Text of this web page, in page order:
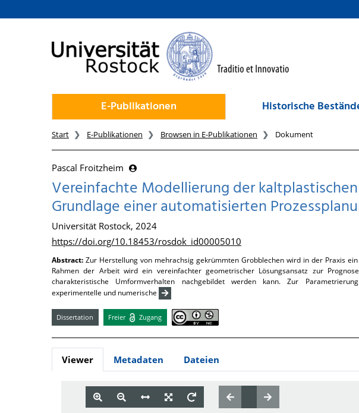
zum Inhalt
E-Publikationen Historische
Start E-Publikationen Browsen in E-Publikationen Dokument
Pascal Froitzheim
Vereinfachte Modellierung der
Grundlage einer automatisierten
Universität Rostock, 2024
https://doi.org/10.18453/rosdok_id00005010
Abstract: Zur Herstellung von mehrachsig gekrümmten Grobblechen wird in der Praxis
Rahmen der Arbeit wird ein vereinfachter geometrischer Lösungsansatz zur
charakteristische Umformverhalten nachgebildet werden kann. Zur
experimentelle und numerische
Dissertation Freier Zugang
Viewer Metadaten Dateien